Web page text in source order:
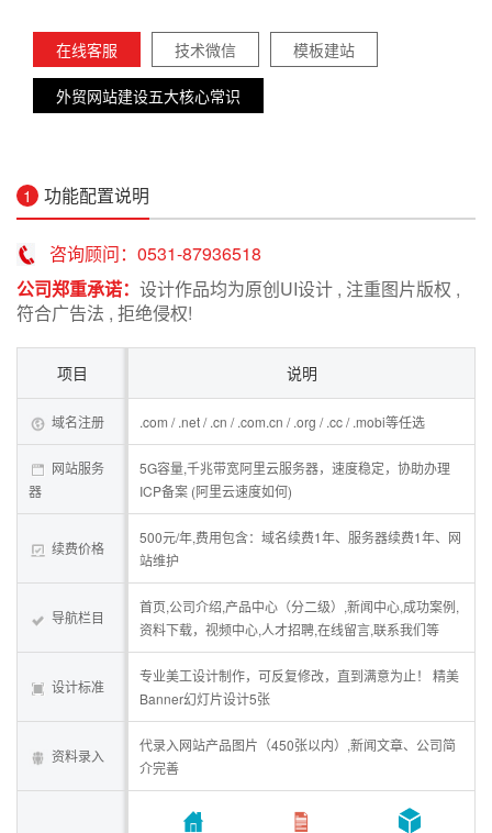
在线客服 技术微信 模板建站
外贸网站建设五大核心常识
1 功能配置说明
咨询顾问：0531-87936518
公司郑重承诺： 设计作品均为原创UI设计 , 注重图片版权 ,
符合广告法 , 拒绝侵权!
项目 说明
域名注册 .com / .net / .cn / .com.cn / .org / .cc / .mobi等任选
网站服务
器
5G容量,千兆带宽阿里云服务器，速度稳定，协助办理
ICP备案 (阿里云速度如何)
续费价格
500元/年,费用包含：域名续费1年、服务器续费1年、网
站维护
导航栏目
首页,公司介绍,产品中心（分二级）,新闻中心,成功案例,
资料下载，视频中心,人才招聘,在线留言,联系我们等
设计标准
专业美工设计制作，可反复修改，直到满意为止！ 精美
Banner幻灯片设计5张
资料录入
代录入网站产品图片（450张以内）,新闻文章、公司简
介完善